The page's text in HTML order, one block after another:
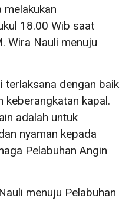
melakukan
18.00 Wib saat
Wira Nauli menuju
terlaksana dengan baik
keberangkatan kapal.
adalah untuk
nyaman kepada
Pelabuhan Angin
menuju Pelabuhan